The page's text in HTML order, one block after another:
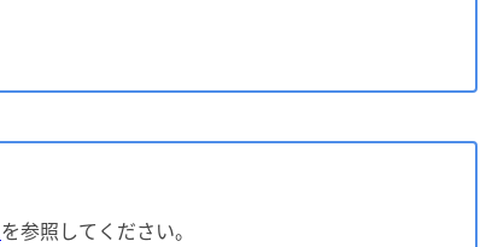
を参照してください。